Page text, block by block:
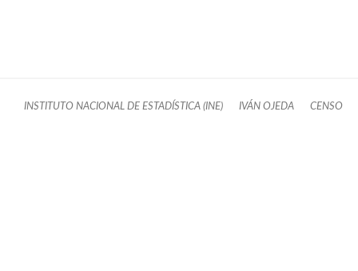
INSTITUTO NACIONAL DE ESTADÍSTICA (INE) IVÁN OJEDA CENSO